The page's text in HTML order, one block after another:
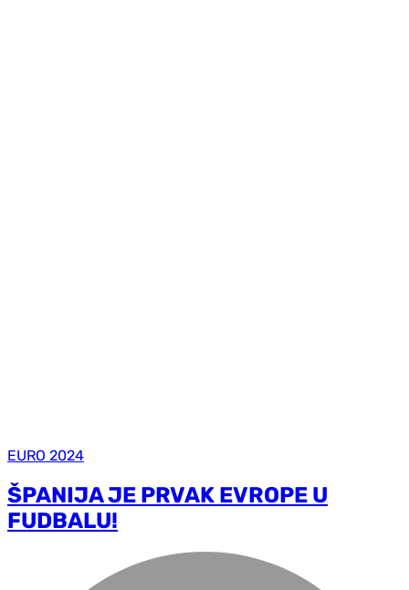
EURO 2024
ŠPANIJA JE PRVAK EVROPE U
FUDBALU!